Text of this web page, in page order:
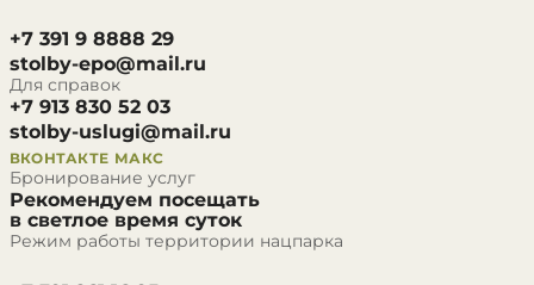
+7 391 9 8888 29
stolby-epo@mail.ru
Для справок
+7 913 830 52 03
stolby-uslugi@mail.ru
ВКОНТАКТЕ МАКС
Бронирование услуг
Рекомендуем посещать
в светлое время суток
Режим работы территории нацпарка